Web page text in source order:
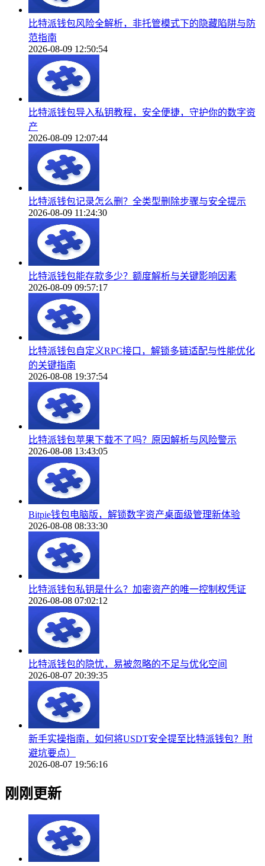
比特派钱包风险全解析，非托管模式下的隐藏陷阱与防
范指南
2026-08-09 12:50:54
比特派钱包导入私钥教程，安全便捷，守护你的数字资
产
2026-08-09 12:07:44
比特派钱包记录怎么删？全类型删除步骤与安全提示
2026-08-09 11:24:30
比特派钱包能存款多少？额度解析与关键影响因素
2026-08-09 09:57:17
比特派钱包自定义RPC接口，解锁多链适配与性能优化
的关键指南
2026-08-08 19:37:54
比特派钱包苹果下载不了吗？原因解析与风险警示
2026-08-08 13:43:05
Bitpie钱包电脑版，解锁数字资产桌面级管理新体验
2026-08-08 08:33:30
比特派钱包私钥是什么？加密资产的唯一控制权凭证
2026-08-08 07:02:12
比特派钱包的隐忧，易被忽略的不足与优化空间
2026-08-07 20:39:35
新手实操指南，如何将USDT安全提至比特派钱包？附
避坑要点）
2026-08-07 19:56:16
刚刚更新